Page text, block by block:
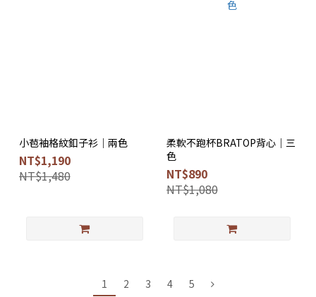
小苞袖格紋釦子衫｜兩色
NT$1,190
NT$1,480
柔軟不跑杯BRATOP背心｜三
色
NT$890
NT$1,080
1 2 3 4 5